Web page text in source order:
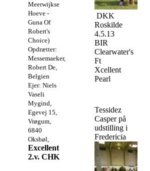
Meerwijkse
Hoeve -
Guna Of
Robert's
Choice)
Opdrætter:
Messemaeker,
Robert De,
Belgien
Ejer: Niels
Vaseli
Mygind,
Egevej 15,
Vrøgum,
6840
Oksbøl,
Excellent
2.v. CHK
DKK
Roskilde
4.5.13
BIR
Clearwater's
Ft
Xcellent
Pearl
Tessidez
Casper på
udstilling i
Fredericia